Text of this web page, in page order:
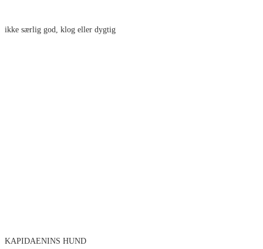
ikke særlig god, klog eller dygtig
KAPIDAENINS HUND